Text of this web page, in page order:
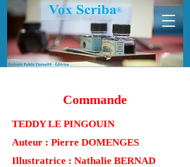
Commande
TEDDY LE PINGOUIN
Auteur : Pierre DOMENGES
Illustratrice : Nathalie BERNAD